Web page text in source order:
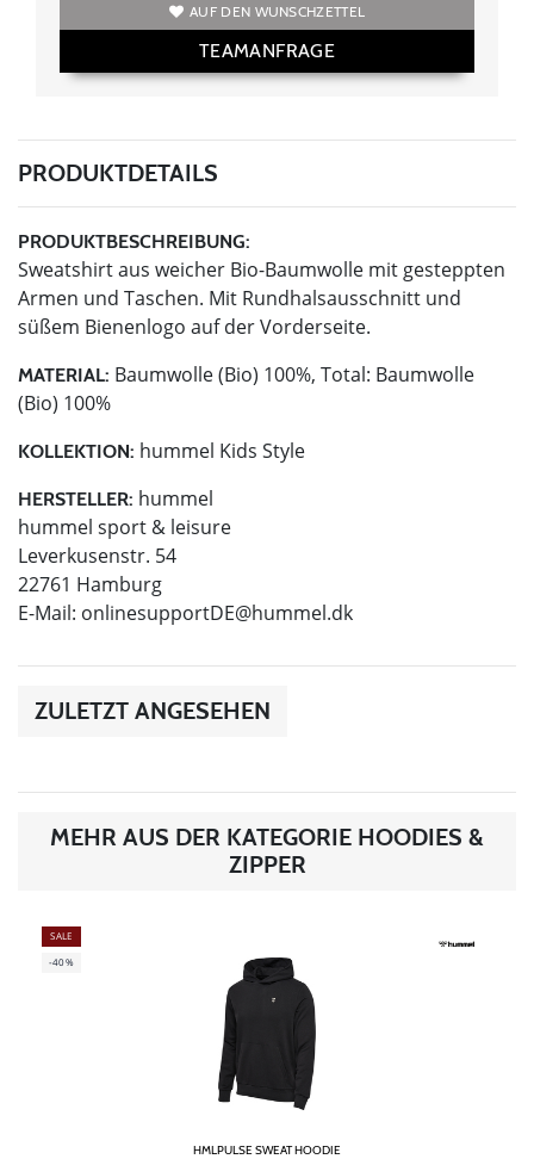
AUF DEN WUNSCHZETTEL
TEAMANFRAGE
PRODUKTDETAILS
PRODUKTBESCHREIBUNG:
Sweatshirt aus weicher Bio-Baumwolle mit gesteppten
Armen und Taschen. Mit Rundhalsausschnitt und
süßem Bienenlogo auf der Vorderseite.
MATERIAL: Baumwolle (Bio) 100%, Total: Baumwolle
(Bio) 100%
KOLLEKTION: hummel Kids Style
HERSTELLER: hummel
hummel sport & leisure
Leverkusenstr. 54
22761 Hamburg
E-Mail: onlinesupportDE@hummel.dk
ZULETZT ANGESEHEN
MEHR AUS DER KATEGORIE HOODIES &
ZIPPER
SALE
-40%
HMLPULSE SWEAT HOODIE